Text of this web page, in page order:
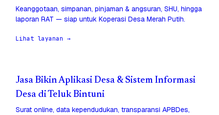
Keanggotaan, simpanan, pinjaman & angsuran, SHU, hingga
laporan RAT — siap untuk Koperasi Desa Merah Putih.
Lihat layanan →
Jasa Bikin Aplikasi Desa & Sistem Informasi
Desa di Teluk Bintuni
Surat online, data kependudukan, transparansi APBDes,